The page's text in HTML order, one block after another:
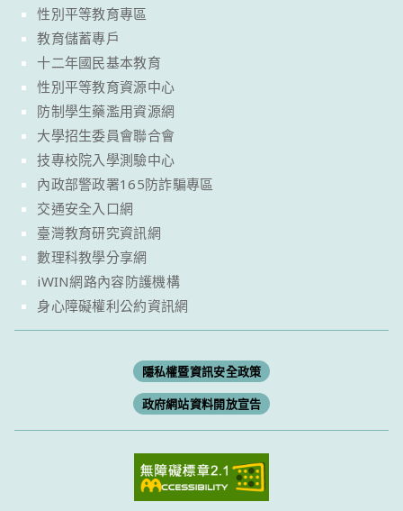
性別平等教育專區
教育儲蓄專戶
十二年國民基本教育
性別平等教育資源中心
防制學生藥濫用資源網
大學招生委員會聯合會
技專校院入學測驗中心
內政部警政署165防詐騙專區
交通安全入口網
臺灣教育研究資訊網
數理科教學分享網
iWIN網路內容防護機構
身心障礙權利公約資訊網
隱私權暨資訊安全政策
政府網站資料開放宣告